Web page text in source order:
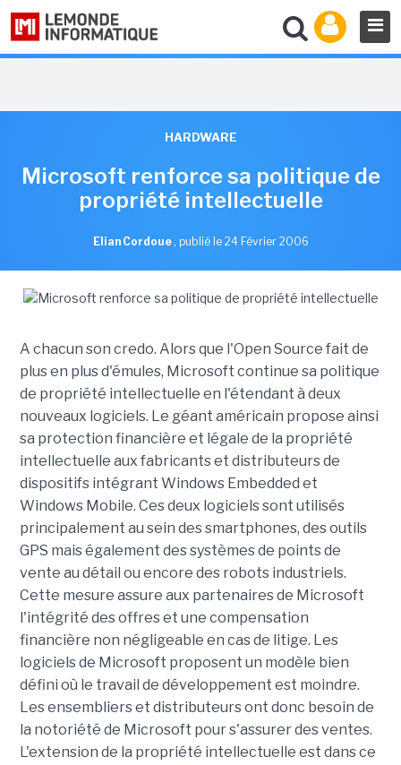
HARDWARE
Microsoft renforce sa politique de
propriété intellectuelle
Elian Cordoue , publié le 24 Février 2006
A chacun son credo. Alors que l'Open Source fait de
plus en plus d'émules, Microsoft continue sa politique
de propriété intellectuelle en l'étendant à deux
nouveaux logiciels. Le géant américain propose ainsi
sa protection financière et légale de la propriété
intellectuelle aux fabricants et distributeurs de
dispositifs intégrant Windows Embedded et
Windows Mobile. Ces deux logiciels sont utilisés
principalement au sein des smartphones, des outils
GPS mais également des systèmes de points de
vente au détail ou encore des robots industriels.
Cette mesure assure aux partenaires de Microsoft
l'intégrité des offres et une compensation
financière non négligeable en cas de litige. Les
logiciels de Microsoft proposent un modèle bien
défini où le travail de développement est moindre.
Les ensembliers et distributeurs ont donc besoin de
la notoriété de Microsoft pour s'assurer des ventes.
L'extension de la propriété intellectuelle est dans ce